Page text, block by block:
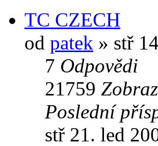
TC CZECH
od patek » stř
7 Odpovědi
21759
Poslední
stř 21. led